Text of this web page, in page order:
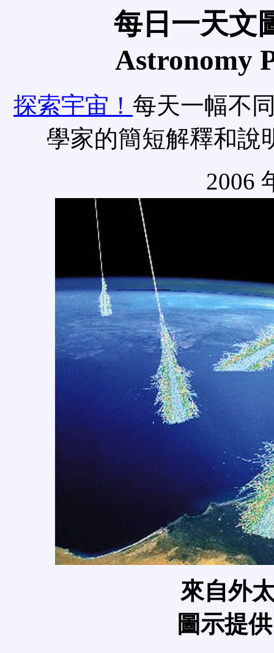
每日一天文
Astronomy
探索宇宙！ 每天一幅不
學家的簡短解釋和說
2006
來自外
圖示提